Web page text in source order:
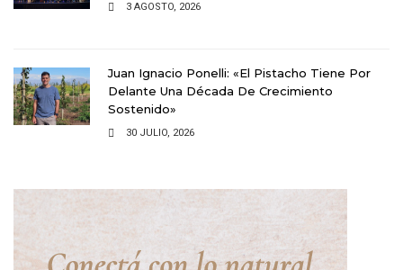
3 AGOSTO, 2026
Juan Ignacio Ponelli: «El Pistacho Tiene Por
Delante Una Década De Crecimiento
Sostenido»
30 JULIO, 2026